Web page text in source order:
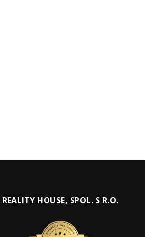
REALITY HOUSE, SPOL. S R.O.